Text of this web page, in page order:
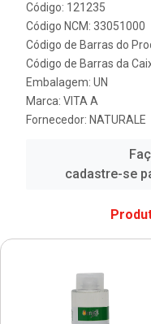
Código: 121235
Código NCM: 33051000
Código de Barras do
Código de Barras da
Embalagem: UN
Marca: VITA A
Fornecedor: NATURALE
cadastre-se